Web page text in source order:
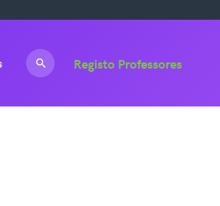
Registo Professores